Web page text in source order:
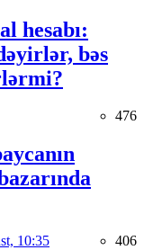
hesabı:
bəs
476
10:35 406